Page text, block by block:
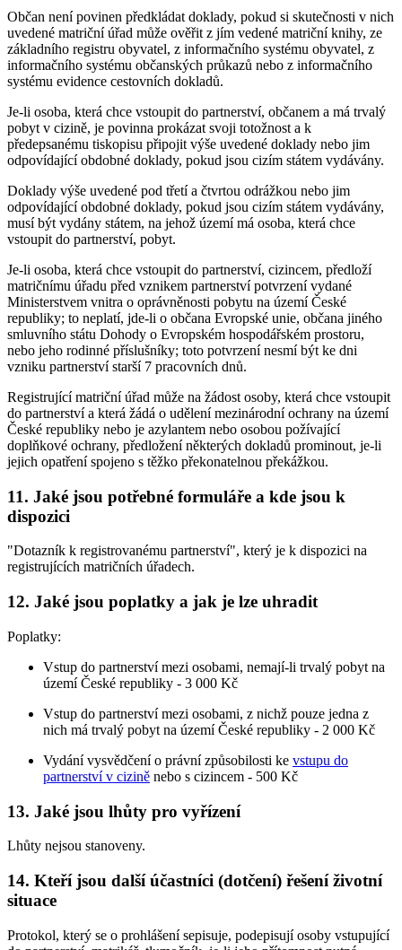
Občan není povinen předkládat doklady, pokud si skutečnosti v nich
uvedené matriční úřad může ověřit z jím vedené matriční knihy, ze
základního registru obyvatel, z informačního systému obyvatel, z
informačního systému občanských průkazů nebo z informačního
systému evidence cestovních dokladů.
Je-li osoba, která chce vstoupit do partnerství, občanem a má trvalý
pobyt v cizině, je povinna prokázat svoji totožnost a k
předepsanému tiskopisu připojit výše uvedené doklady nebo jim
odpovídající obdobné doklady, pokud jsou cizím státem vydávány.
Doklady výše uvedené pod třetí a čtvrtou odrážkou nebo jim
odpovídající obdobné doklady, pokud jsou cizím státem vydávány,
musí být vydány státem, na jehož území má osoba, která chce
vstoupit do partnerství, pobyt.
Je-li osoba, která chce vstoupit do partnerství, cizincem, předloží
matričnímu úřadu před vznikem partnerství potvrzení vydané
Ministerstvem vnitra o oprávněnosti pobytu na území České
republiky; to neplatí, jde-li o občana Evropské unie, občana jiného
smluvního státu Dohody o Evropském hospodářském prostoru,
nebo jeho rodinné příslušníky; toto potvrzení nesmí být ke dni
vzniku partnerství starší 7 pracovních dnů.
Registrující matriční úřad může na žádost osoby, která chce vstoupit
do partnerství a která žádá o udělení mezinárodní ochrany na území
České republiky nebo je azylantem nebo osobou požívající
doplňkové ochrany, předložení některých dokladů prominout, je-li
jejich opatření spojeno s těžko překonatelnou překážkou.
11. Jaké jsou potřebné formuláře a kde jsou k
dispozici
"Dotazník k registrovanému partnerství", který je k dispozici na
registrujících matričních úřadech.
12. Jaké jsou poplatky a jak je lze uhradit
Poplatky:
Vstup do partnerství mezi osobami, nemají-li trvalý pobyt na
území České republiky - 3 000 Kč
Vstup do partnerství mezi osobami, z nichž pouze jedna z
nich má trvalý pobyt na území České republiky - 2 000 Kč
Vydání vysvědčení o právní způsobilosti ke vstupu do
partnerství v cizině nebo s cizincem - 500 Kč
13. Jaké jsou lhůty pro vyřízení
Lhůty nejsou stanoveny.
14. Kteří jsou další účastníci (dotčení) řešení životní
situace
Protokol, který se o prohlášení sepisuje, podepisují osoby vstupující